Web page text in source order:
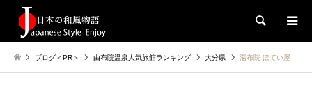
検索
ブログ＜PR＞ 由布院温泉人気旅館ランキング 大分県 湯布院 ほてい屋